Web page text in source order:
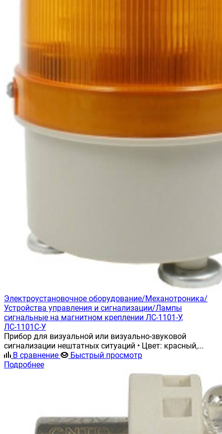
Электроустановочное оборудование/Механотроника/
Устройства управления и сигнализации/Лампы
сигнальные на магнитном креплении ЛС-1101-У,
ЛС-1101С-У
Прибор для визуальной или визуально-звуковой
сигнализации нештатных ситуаций • Цвет: красный,...
В сравнение
Быстрый просмотр
Подробнее